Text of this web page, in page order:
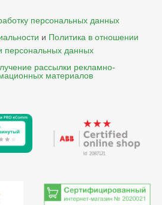
персональных данных
и Политика в отношении
персональных данных
рассылки рекламно-
материалов